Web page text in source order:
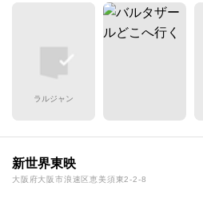
ラルジャン
新世界東映
大阪府大阪市浪速区恵美須東2-2-8